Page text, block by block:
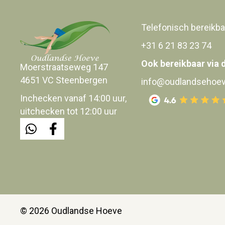
on
the
page
Moerstraatseweg 147
4651 VC Steenbergen
Inchecken vanaf 14:00 uur,
uitchecken tot 12:00 uur
Telefonisch
+31 6 21 83 23 74
Ook bereikbaar via
© 2026 Oudlandse Hoeve